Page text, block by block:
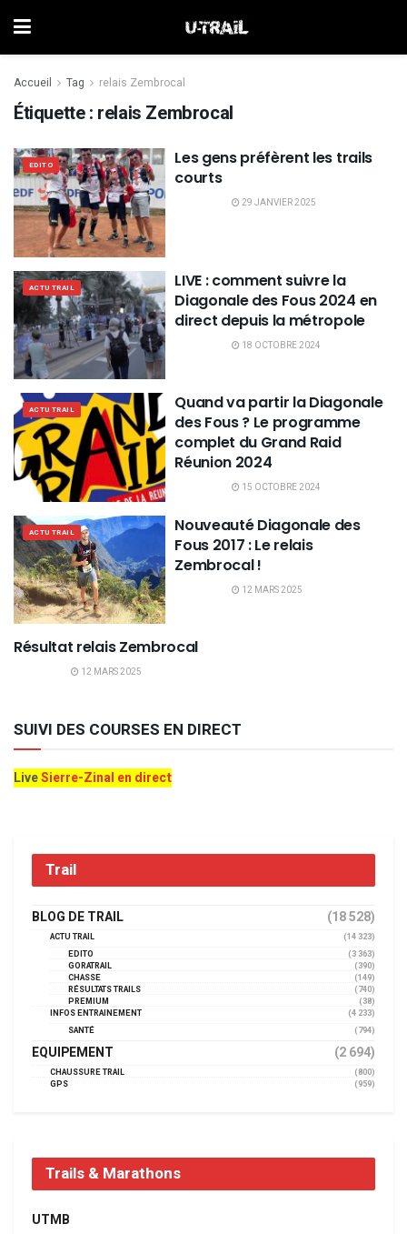
Accueil Tag relais Zembrocal
Étiquette : relais Zembrocal
EDITO
Les gens préfèrent les trails
courts
29 JANVIER 2025
ACTU TRAIL
LIVE : comment suivre la
Diagonale des Fous 2024 en
direct depuis la métropole
18 OCTOBRE 2024
ACTU TRAIL
Quand va partir la Diagonale
des Fous ? Le programme
complet du Grand Raid
Réunion 2024
15 OCTOBRE 2024
ACTU TRAIL
Nouveauté Diagonale des
Fous 2017 : Le relais
Zembrocal !
12 MARS 2025
ACTU TRAIL
Résultat relais Zembrocal
12 MARS 2025
SUIVI DES COURSES EN DIRECT
LiveSierre-Zinal en direct
Trail
BLOG DE TRAIL (18 528)
ACTU TRAIL
(14 323)
EDITO
(3 363)
GORATRAIL
(390)
CHASSE
(149)
RÉSULTATS TRAILS
(740)
PREMIUM
(38)
INFOS ENTRAINEMENT
(4 233)
SANTÉ
(794)
EQUIPEMENT (2 694)
CHAUSSURE TRAIL
(800)
GPS
(959)
Trails & Marathons
UTMB